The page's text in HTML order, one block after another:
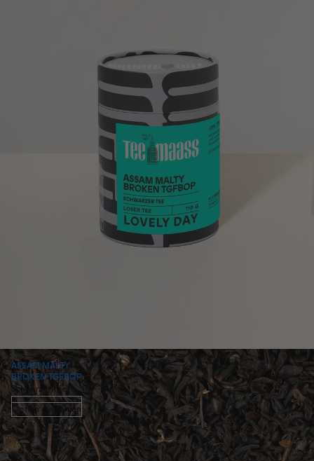
ASSAM MALTY
BROKEN TGFBOP
Schwarzer Tee
Option auswählen